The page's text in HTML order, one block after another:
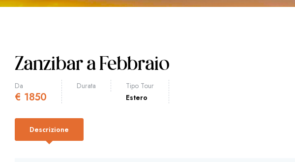
Zanzibar a Febbraio
Da
€ 1850
Durata
Tipo Tour
Estero
Descrizione